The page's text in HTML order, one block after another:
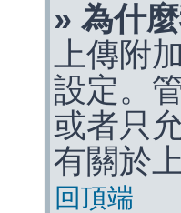
» 為什
上傳附
設定。
或者只
有關於
回頂端